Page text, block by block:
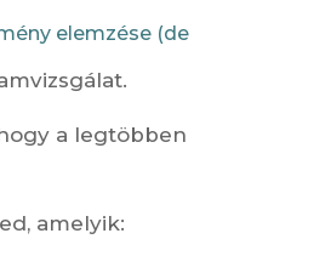
elemzése (de
a legtöbben
amelyik: